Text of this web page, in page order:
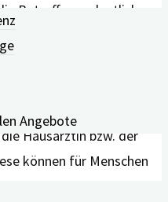
Angebote
Betroffenen deutliche
z. B. Angst,
oder
nur wenige auf
Im ambulanten
Hausärztin bzw. der
können für Menschen
letzten Lebensphase